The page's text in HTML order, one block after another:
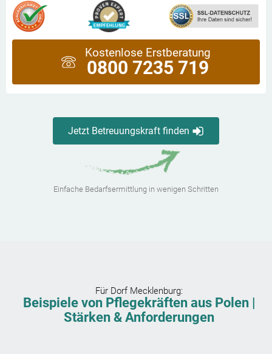
Kostenlose Erstberatung
0800 7235 719
Jetzt Betreuungskraft finden
Einfache Bedarfsermittlung in wenigen Schritten
Für Dorf Mecklenburg:
Beispiele von Pflegekräften aus Polen |
Stärken & Anforderungen